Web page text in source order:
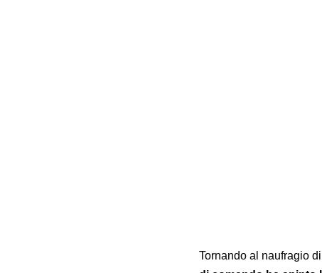
Tornando al naufragio